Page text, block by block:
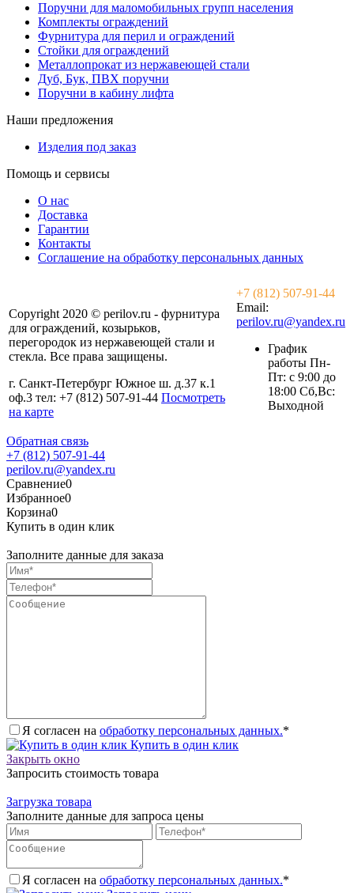
Поручни для маломобильных групп населения
Комплекты ограждений
Фурнитура для перил и ограждений
Стойки для ограждений
Металлопрокат из нержавеющей стали
Дуб, Бук, ПВХ поручни
Поручни в кабину лифта
Наши предложения
Изделия под заказ
Помощь и сервисы
О нас
Доставка
Гарантии
Контакты
Соглашение на обработку персональных данных
Copyright 2020 © perilov.ru - фурнитура
для ограждений, козырьков,
перегородок из нержавеющей стали и
стекла. Все права защищены.
г. Санкт-Петербург Южное ш. д.37 к.1
оф.3 тел: +7 (812) 507-91-44 Посмотреть
на карте
+7 (812) 507-91-44
Email:
perilov.ru@yandex.ru
График
работы Пн-
Пт: с 9:00 до
18:00 Сб,Вс:
Выходной
Обратная связь
+7 (812) 507-91-44
perilov.ru@yandex.ru
Сравнение0
Избранное0
Корзина0
Купить в один клик
Заполните данные для заказа
Я согласен на обработку персональных данных.*
Купить в один клик
Закрыть окно
Запросить стоимость товара
Загрузка товара
Заполните данные для запроса цены
Я согласен на обработку персональных данных.*